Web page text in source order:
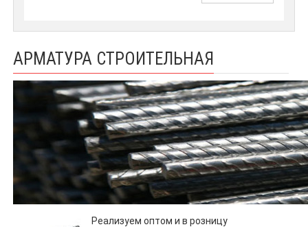
АРМАТУРА СТРОИТЕЛЬНАЯ
Реализуем оптом и в розницу